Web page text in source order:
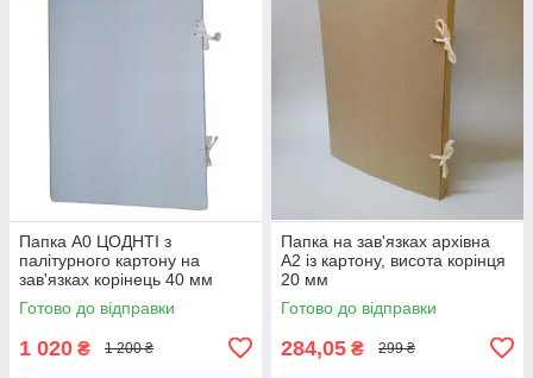
Папка А0 ЦОДНТІ з
палітурного картону на
зав'язках корінець 40 мм
Готово до відправки
1 020 ₴ 1 200 ₴
Папка на зав'язках архівна
А2 із картону, висота корінця
20 мм
Готово до відправки
284,05 ₴ 299 ₴